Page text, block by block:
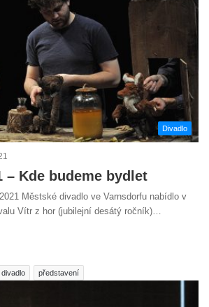
Divadlo
– Kde budeme bydlet
Městské divadlo ve Varnsdorfu nabídlo v
Vítr z hor (jubilejní desátý ročník)…
divadlo představení